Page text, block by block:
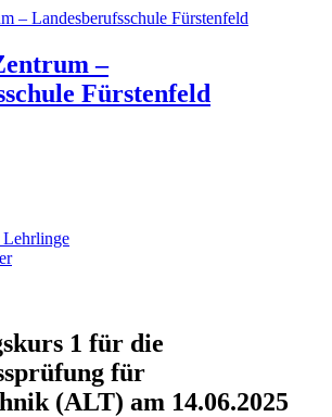
–
Fürstenfeld
Lehrlinge
1 für die
für
(ALT) am 14.06.2025